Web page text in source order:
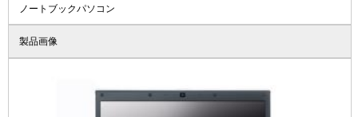
ノートブックパソコン
製品画像